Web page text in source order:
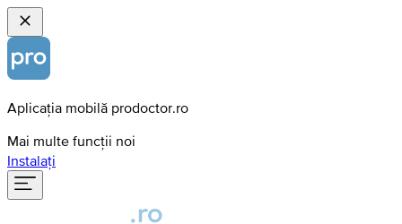
Aplicația mobilă prodoctor.ro
Mai multe funcții noi
Instalați